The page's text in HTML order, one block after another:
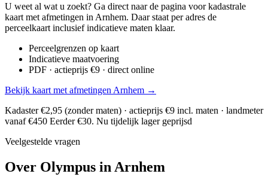
U weet al wat u zoekt? Ga direct naar de pagina voor kadastrale
kaart met afmetingen in Arnhem. Daar staat per adres de
perceelkaart inclusief indicatieve maten klaar.
Perceelgrenzen op kaart
Indicatieve maatvoering
PDF · actieprijs €9 · direct online
Bekijk kaart met afmetingen Arnhem →
Kadaster €2,95 (zonder maten) · actieprijs €9 incl. maten · landmeter
vanaf €450 Eerder €30. Nu tijdelijk lager geprijsd
Veelgestelde vragen
Over Olympus in Arnhem